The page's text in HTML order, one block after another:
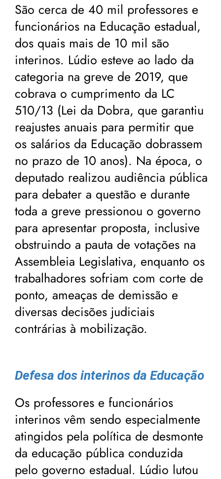
São cerca de 40 mil professores e
funcionários na Educação estadual,
dos quais mais de 10 mil são
interinos. Lúdio esteve ao lado da
categoria na greve de 2019, que
cobrava o cumprimento da LC
510/13 (Lei da Dobra, que garantiu
reajustes anuais para permitir que
os salários da Educação dobrassem
no prazo de 10 anos). Na época, o
deputado realizou audiência pública
para debater a questão e durante
toda a greve pressionou o governo
para apresentar proposta, inclusive
obstruindo a pauta de votações na
Assembleia Legislativa, enquanto os
trabalhadores sofriam com corte de
ponto, ameaças de demissão e
diversas decisões judiciais
contrárias à mobilização.
Defesa dos interinos da Educação
Os professores e funcionários
interinos vêm sendo especialmente
atingidos pela política de desmonte
da educação pública conduzida
pelo governo estadual. Lúdio lutou